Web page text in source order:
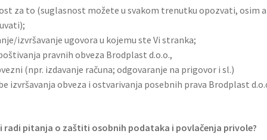
za to (suglasnost možete u svakom trenutku opozvati, osim
izvršavanje ugovora u kojemu ste Vi stranka;
pravnih obveza Brodplast d.o.o.,
(npr. izdavanje računa; odgovaranje na prigovor i sl.)
izvršavanja obveza i ostvarivanja posebnih prava Brodplast
radi pitanja o zaštiti osobnih podataka i povlačenja privole?